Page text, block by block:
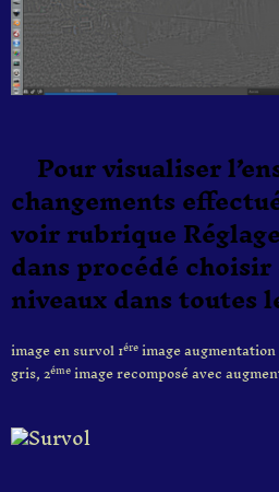
Pour visualiser
changements
voir rubrique
dans procédé
niveaux dans toutes
image en survol 1éreimage
gris, 2émeimage recomposé avec